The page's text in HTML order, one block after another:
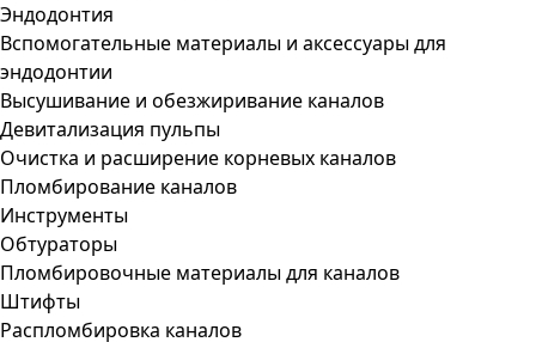
Эндодонтия
Вспомогательные материалы и аксессуары для
эндодонтии
Высушивание и обезжиривание каналов
Девитализация пульпы
Очистка и расширение корневых каналов
Пломбирование каналов
Инструменты
Обтураторы
Пломбировочные материалы для каналов
Штифты
Распломбировка каналов